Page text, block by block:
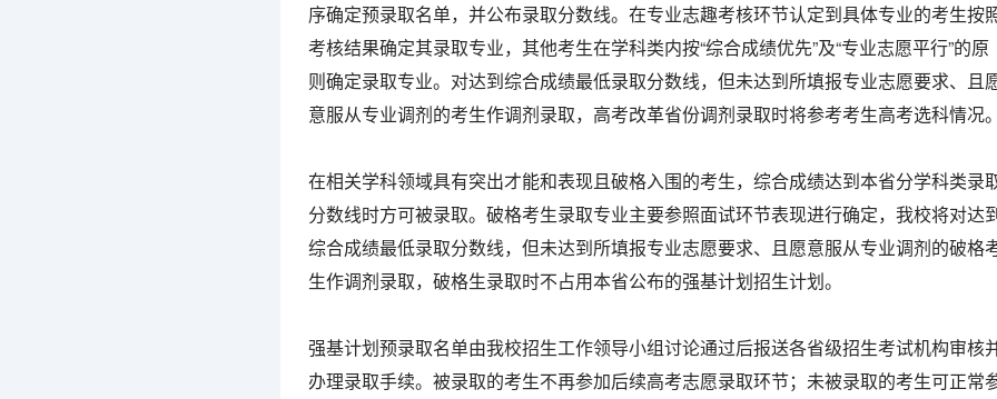
序确定预录取名单，并公布录取分数线。在专业志趣考核环节认定到具体专业的考生按
考核结果确定其录取专业，其他考生在学科类内按“综合成绩优先”及“专业志愿平行”的原
则确定录取专业。对达到综合成绩最低录取分数线，但未达到所填报专业志愿要求、且
意服从专业调剂的考生作调剂录取，高考改革省份调剂录取时将参考考生高考选科情况
在相关学科领域具有突出才能和表现且破格入围的考生，综合成绩达到本省分学科类录
分数线时方可被录取。破格考生录取专业主要参照面试环节表现进行确定，我校将对达
综合成绩最低录取分数线，但未达到所填报专业志愿要求、且愿意服从专业调剂的破格
生作调剂录取，破格生录取时不占用本省公布的强基计划招生计划。
强基计划预录取名单由我校招生工作领导小组讨论通过后报送各省级招生考试机构审核
办理录取手续。被录取的考生不再参加后续高考志愿录取环节；未被录取的考生可正常